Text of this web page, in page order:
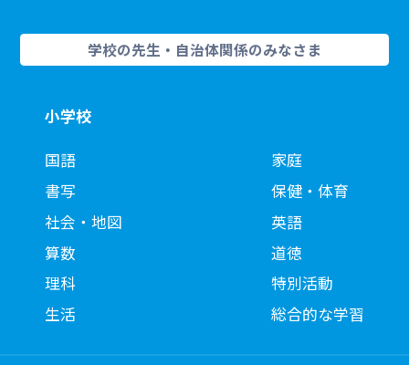
学校の先生・自治体関係のみなさま
小学校
国語
書写
社会・地図
算数
理科
生活
家庭
保健・体育
英語
道徳
特別活動
総合的な学習